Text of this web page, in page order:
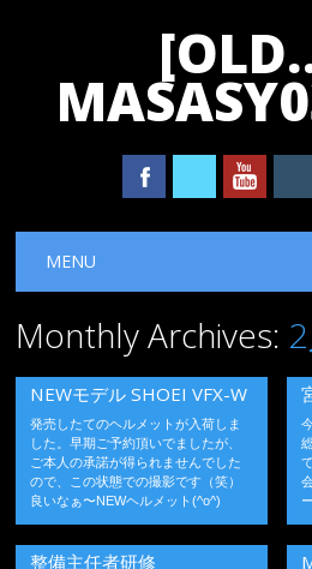
Main menu
MENU
Monthly Archives:
NEWモデル SHOEI VFX-W
発売したてのヘルメットが入荷しま
した。早期ご予約頂いでましたが、
ご本人の承諾が得られませんでした
ので、この状態での撮影です（笑）
良いなぁ〜NEWヘルメット(^o^)
整備主任者研修